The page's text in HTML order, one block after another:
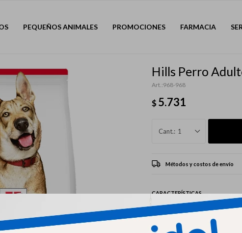
PEQUEÑOS ANIMALES PROMOCIONES FARMACIA
Hills Perro
968-968
$5.731
1
Métodos y costos de envío
CARACTERÍSTICAS
Mascota
Etapa de vida